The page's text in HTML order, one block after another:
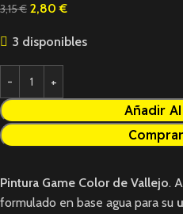
3,15€ 2,80€
3 disponibles
Añadir
Pintura Game Color de Vallejo.
formulado en base agua para su